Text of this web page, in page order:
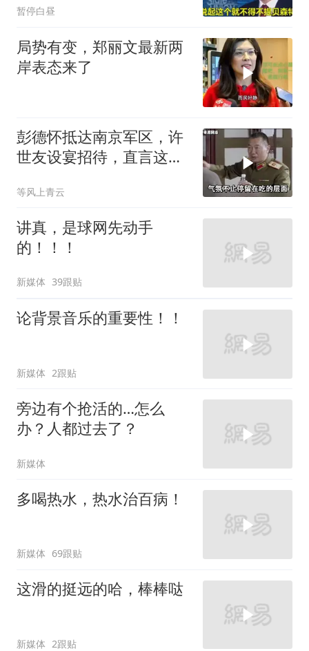
暂停白昼
局势有变，郑丽文最新两
岸表态来了
彭德怀抵达南京军区，许
世友设宴招待，直言这是
等风上青云
讲真，是球网先动手
的！！！
新媒体 39跟贴
论背景音乐的重要性！！
新媒体 2跟贴
旁边有个抢活的…怎么
办？人都过去了？
新媒体
多喝热水，热水治百病！
新媒体 69跟贴
这滑的挺远的哈，棒棒哒
新媒体 2跟贴